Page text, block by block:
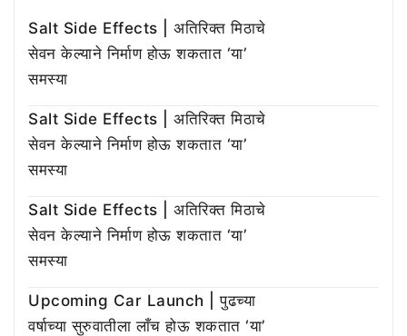
Salt Side Effects | अतिरिक्त मिठाचे
सेवन केल्याने निर्माण होऊ शकतात ‘या’
समस्या
Salt Side Effects | अतिरिक्त मिठाचे
सेवन केल्याने निर्माण होऊ शकतात ‘या’
समस्या
Salt Side Effects | अतिरिक्त मिठाचे
सेवन केल्याने निर्माण होऊ शकतात ‘या’
समस्या
Upcoming Car Launch | पुढच्या
वर्षाच्या सुरुवातीला लाँच होऊ शकतात ‘या’